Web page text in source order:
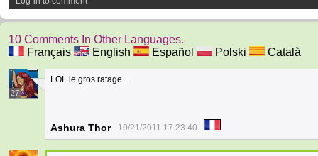
10 Comments In Other Languages.
Français
English Español Polski Català
27
LOL le gros ratage...
Ashura Thor 10/21/2011 17:23:40